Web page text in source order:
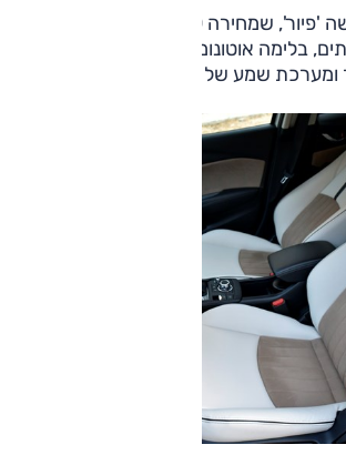
בלימה אוטונומית גם לאחור, ובנוסף
ומערכת שמע של בוז.